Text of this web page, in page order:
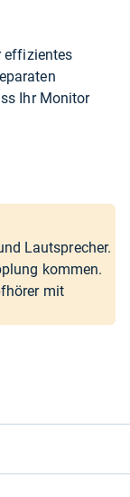
effizientes
Ihr Monitor
Lautsprecher.
kommen.
mit